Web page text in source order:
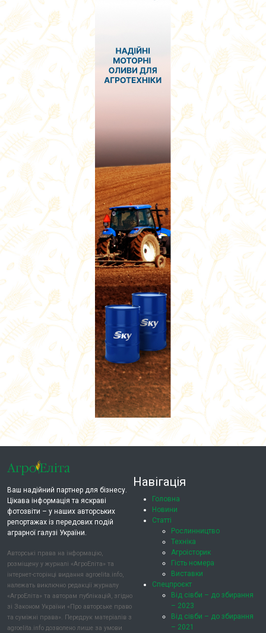
Ваш надійний партнер для бізнесу.
Цікава інформація та яскраві
фотозвіти – у наших авторських
репортажах із передових подій
аграрної галузі України.
Авторські права на інформацію,
розміщену у журналі «АгроЕліта» та
інтернет-сторінці видання agroelita.info,
належать виключно редакції журналу
«АгроЕліта» та авторам публікацій, згідно
зі Законом України «Про авторське право
та суміжні права». Передрук матеріалів з
agroelita.info дозволено лише за умови
Навігація
Головна
Новини
Статті
Рослинництво
Техніка
Агроісторик
Гість номера
Виставки
Спецпроєкт
Від сівби – до збирання
– 2023
Від сівби – до збирання
– 2021